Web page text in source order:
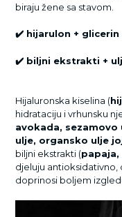
biraju žene sa stavom.
✔️ hijarulon + glicerin
✔️ biljni ekstrakti +
Hijaluronska kiselina (
hidrataciju i vrhunsku
avokada,
ulje, organsko ulje
biljni ekstrakti (papaja,
djeluju antioksidativno,
doprinosi boljem